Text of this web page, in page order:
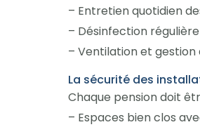
– Entretien quotidien
– Désinfection
– Ventilation et
La sécurité des
Chaque pension doit
– Espaces bien clos